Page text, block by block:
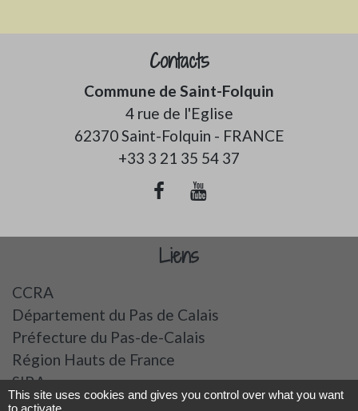
Contacts
Commune de Saint-Folquin
4 rue de l'Eglise
62370 Saint-Folquin - FRANCE
+33 3 21 35 54 37
Liens
CCRA
Département du Pas de Calais
Préfecture du Pas-de-Calais
Région Hauts de France
SIRA
This site uses cookies and gives you control over what you want
to activate